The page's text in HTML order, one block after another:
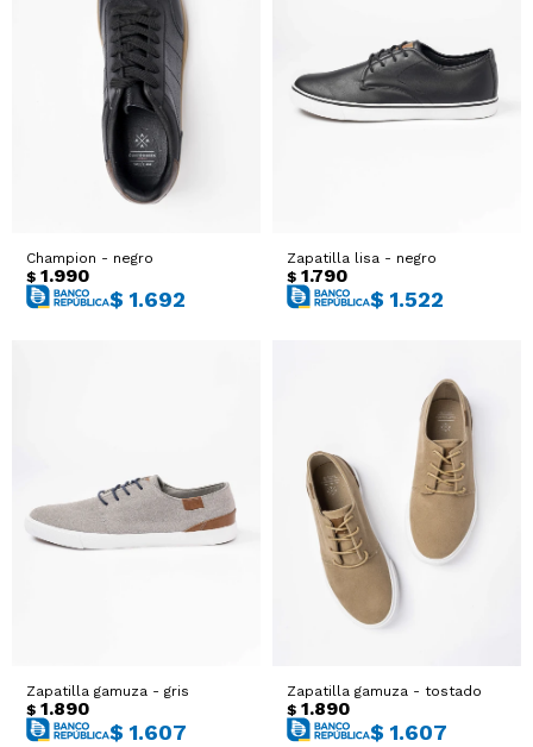
Champion - negro
$ 1.990
$ 1.692
Zapatilla lisa - negro
$ 1.790
$ 1.522
Zapatilla gamuza - gris
$ 1.890
$ 1.607
Zapatilla gamuza - tostado
$ 1.890
$ 1.607